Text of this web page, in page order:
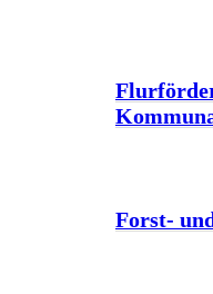
Forst-